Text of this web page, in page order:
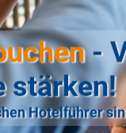
-
stärken!
Hotelführer